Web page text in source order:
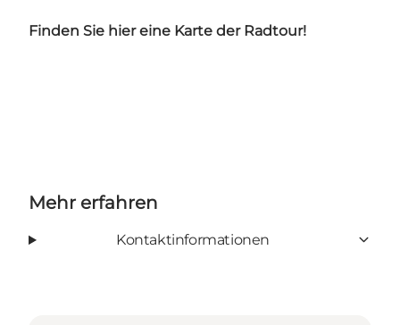
Finden Sie hiereine Karte der Radtour!
Mehr erfahren
Kontaktinformationen